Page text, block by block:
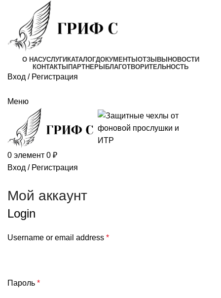
О НАСУСЛУГИ КАТАЛОГДОКУМЕНТЫ ОТЗЫВЫ НОВОСТИ
КОНТАКТЫ ПАРТНЕРЫ БЛАГОТВОРИТЕЛЬНОСТЬ
Вход / Регистрация
Меню
0 элемент 0 ₽
Вход / Регистрация
Мой аккаунт
Login
Username or email address *
Пароль *